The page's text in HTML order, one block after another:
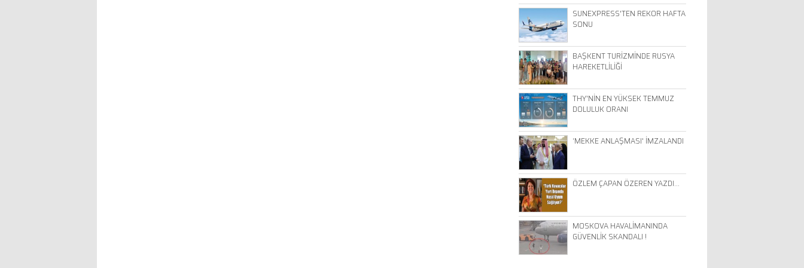
SUNEXPRESS'TEN REKOR HAFTA
SONU
BAŞKENT TURİZMİNDE RUSYA
HAREKETLİLİĞİ
THY'NİN EN YÜKSEK TEMMUZ
DOLULUK ORANI
‘MEKKE ANLAŞMASI' İMZALANDI
ÖZLEM ÇAPAN ÖZEREN YAZDI…
MOSKOVA HAVALİMANINDA
GÜVENLİK SKANDALI !